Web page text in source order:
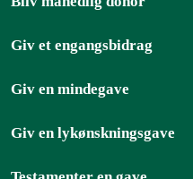
Giv et engangsbidrag
Giv en mindegave
Giv en lykønskningsgave